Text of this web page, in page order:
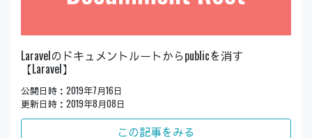
Laravelのドキュメントルートからpublicを消す
【Laravel】
公開日時：2019年7月16日
更新日時：2019年8月08日
この記事をみる